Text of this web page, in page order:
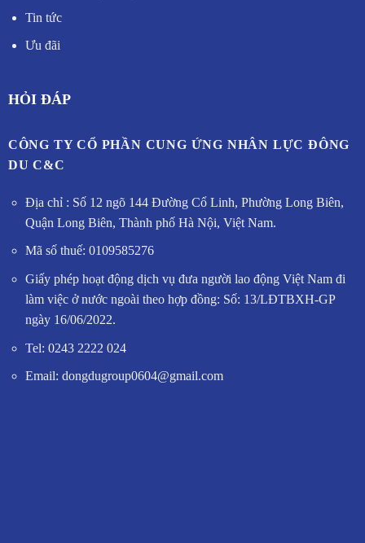
Tin tức
Ưu đãi
HỎI ĐÁP
CÔNG TY CỔ PHẦN CUNG ỨNG NHÂN LỰC ĐÔNG
DU C&C
Địa chỉ : Số 12 ngõ 144 Đường Cổ Linh, Phường Long Biên,
Quận Long Biên, Thành phố Hà Nội, Việt Nam.
Mã số thuế: 0109585276
Giấy phép hoạt động dịch vụ đưa người lao động Việt Nam đi
làm việc ở nước ngoài theo hợp đồng: Số: 13/LĐTBXH-GP
ngày 16/06/2022.
Tel: 0243 2222 024
Email: dongdugroup0604@gmail.com